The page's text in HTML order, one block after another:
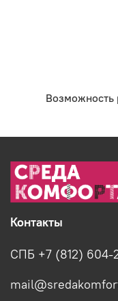
Возможность
Контакты
СПБ +7 (812) 604-